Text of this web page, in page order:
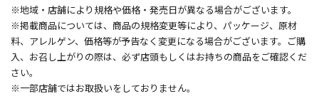
※地域・店舗により規格や価格・発売日が異なる場合がございます。
※掲載商品については、商品の規格変更等により、パッケージ、原材
料、アレルゲン、価格等が予告なく変更になる場合がございます。ご購
入、お召し上がりの際は、必ず店頭もしくはお持ちの商品をご確認くだ
さい。
※一部店舗ではお取扱いをしておりません。